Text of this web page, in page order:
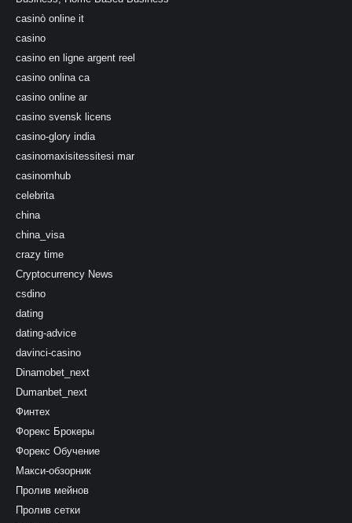
casinò online it
casino
casino en ligne argent reel
casino onlina ca
casino online ar
casino svensk licens
casino-glory india
casinomaxisitessitesi mar
casinomhub
celebrita
china
china_visa
crazy time
Cryptocurrency News
csdino
dating
dating-advice
davinci-casino
Dinamobet_next
Dumanbet_next
Финтех
Форекс Брокеры
Форекс Обучение
Макси-обзорник
Пролив мейнов
Пролив сетки